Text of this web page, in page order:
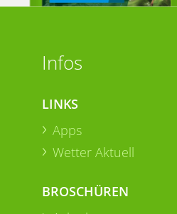
Infos
LINKS
Apps
Wetter Aktuell
BROSCHÜREN